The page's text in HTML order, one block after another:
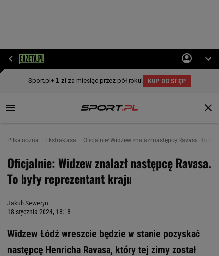
Piłka nożna Ekstraklasa Oficjalnie: Widzew znalazł następcę Ravasa. To
Oficjalnie: Widzew znalazł następcę Ravasa.
To były reprezentant kraju
Jakub Seweryn
18 stycznia 2024, 18:18
Widzew Łódź wreszcie będzie w stanie pozyskać
następcę Henricha Ravasa, który tej zimy został